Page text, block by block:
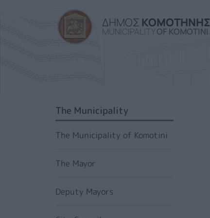
ΔΗΜΟΣ ΚΟΜΟΤΗΝΗΣ
MUNICIPALITYOF KOMOTINI
SIDEBAR MENU
The Municipality
The Municipality of Komotini
The Mayor
Deputy Mayors